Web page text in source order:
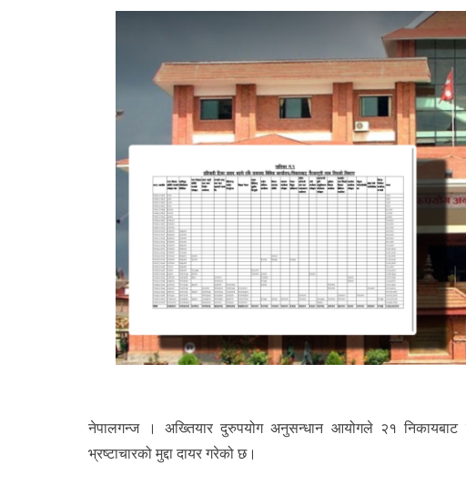
नेपालगन्ज । अख्तियार दुरुपयोग अनुसन्धान आयोगले २१
भ्रष्टाचारको मुद्दा दायर गरेको छ।